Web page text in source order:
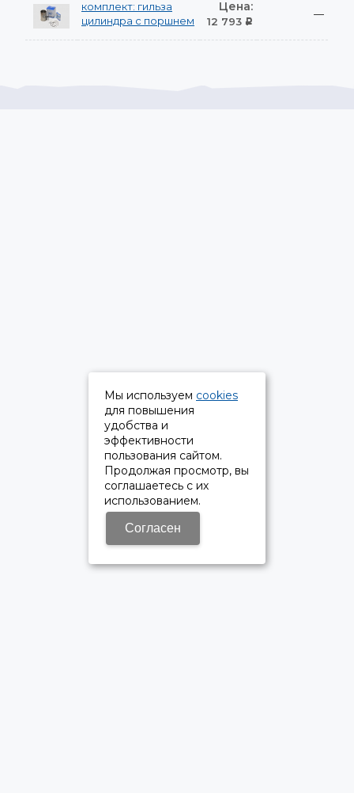
комплект: гильза
цилиндра с поршнем
Цена:
12 793 Р
—
Мы используем cookies
для повышения
удобства и
эффективности
пользования сайтом.
Продолжая просмотр, вы
соглашаетесь с их
использованием.
Согласен